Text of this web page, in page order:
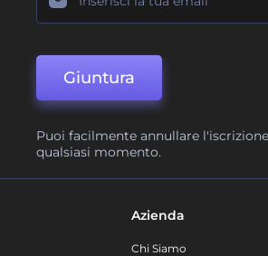
Giuntura
Puoi facilmente annullare
qualsiasi momento.
Azienda
Chi Siamo